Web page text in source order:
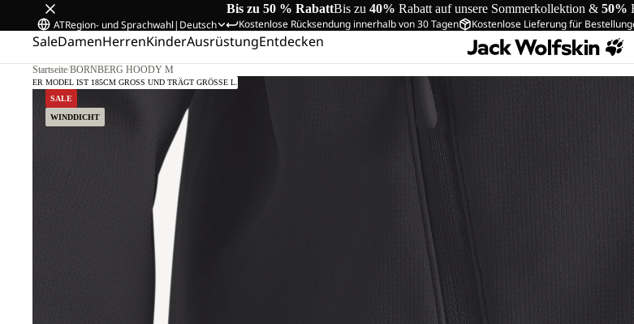
Bis zu 50 % RabattBis zu 40% Rabatt auf unsere Sommerkollektion & 50%
Kostenlose Rücksendung innerhalb von 30 Tagen Kostenlose Lieferung für
ATRegion- und Sprachwahl| Deutsch
SaleDamenHerrenKinderAusrüstungEntdecken
Startseite/BORNBERG HOODY M
SALE
WINDDICHT
UNSER MODEL IST 185CM GROSS UND TRÄGT GRÖSSE L.